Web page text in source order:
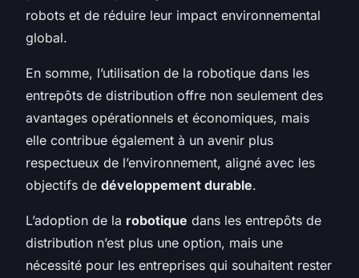
robots et de réduire leur impact environnemental
global.
En somme, l’utilisation de la robotique dans les
entrepôts de distribution offre non seulement des
avantages opérationnels et économiques, mais
elle contribue également à un avenir plus
respectueux de l’environnement, aligné avec les
objectifs de développement durable.
L’adoption de la robotique dans les entrepôts de
distribution n’est plus une option, mais une
nécessité pour les entreprises qui souhaitent rester